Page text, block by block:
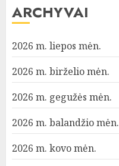
ARCHYVAI
2026 m. liepos mėn.
2026 m. birželio mėn.
2026 m. gegužės mėn.
2026 m. balandžio mėn.
2026 m. kovo mėn.